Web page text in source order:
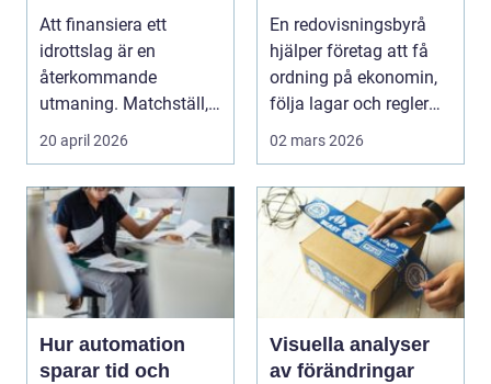
krångel
Att finansiera ett
idrottslag är en
återkommande
utmaning. Matchställ,
cuper, träningsläger,
utrustn...
20 april 2026
stöd för ekonomin
En redovisningsbyrå
hjälper företag att få
ordning på ekonomin,
följa lagar och regler
och fatta bät...
02 mars 2026
Hur automation
sparar tid och
Visuella analyser
av förändringar